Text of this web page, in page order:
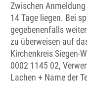
Zwischen
14 Tage liegen. Bei
gegebenenfalls
zu überweisen auf
Kirchenkreis Siegen-
0002 1145 02,
Lachen + Name der